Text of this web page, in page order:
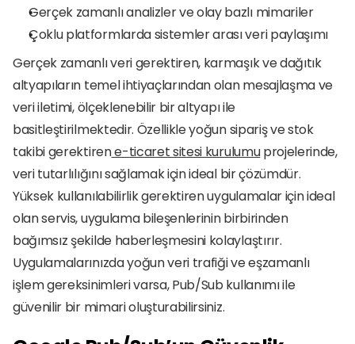
Gerçek zamanlı analizler ve olay bazlı mimariler
Çoklu platformlarda sistemler arası veri paylaşımı
Gerçek zamanlı veri gerektiren, karmaşık ve dağıtık
altyapıların temel ihtiyaçlarından olan mesajlaşma ve
veri iletimi, ölçeklenebilir bir altyapı ile
basitleştirilmektedir. Özellikle yoğun sipariş ve stok
takibi gerektiren e-ticaret sitesi kurulumu projelerinde,
veri tutarlılığını sağlamak için ideal bir çözümdür.
Yüksek kullanılabilirlik gerektiren uygulamalar için ideal
olan servis, uygulama bileşenlerinin birbirinden
bağımsız şekilde haberleşmesini kolaylaştırır.
Uygulamalarınızda yoğun veri trafiği ve eşzamanlı
işlem gereksinimleri varsa, Pub/Sub kullanımı ile
güvenilir bir mimari oluşturabilirsiniz.